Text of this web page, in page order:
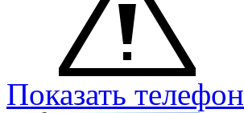
Показать телефон